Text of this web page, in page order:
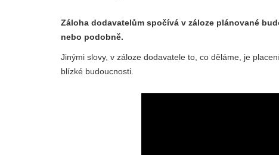
Záloha dodavatelům spočívá v záloze plánované
nebo podobně.
Jinými slovy, v záloze dodavatele to, co děláme, je
blízké budoucnosti.